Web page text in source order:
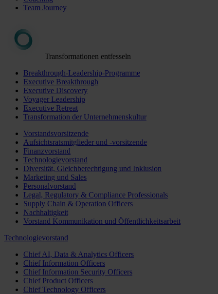
Team Journey
Transformationen entfesseln
Breakthrough-Leadership-Programme
Executive Breakthrough
Executive Discovery
Voyager Leadership
Executive Retreat
Transformation der Unternehmenskultur
Vorstandsvorsitzende
Aufsichtsratsmitglieder und -vorsitzende
Finanzvorstand
Technologievorstand
Diversität, Gleichberechtigung und Inklusion
Marketing und Sales
Personalvorstand
Legal, Regulatory & Compliance Professionals
Supply Chain & Operation Officers
Nachhaltigkeit
Vorstand Kommunikation und Öffentlichkeitsarbeit
Technologievorstand
Chief AI, Data & Analytics Officers
Chief Information Officers
Chief Information Security Officers
Chief Product Officers
Chief Technology Officers